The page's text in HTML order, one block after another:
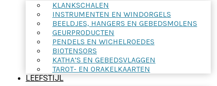
KLANKSCHALEN
INSTRUMENTEN EN WINDORGELS
BEELDJES, HANGERS EN GEBEDSMOLENS
GEURPRODUCTEN
PENDELS EN WICHELROEDES
BIOTENSORS
KATHA’S EN GEBEDSVLAGGEN
TAROT- EN ORAKELKAARTEN
LEEFSTIJL